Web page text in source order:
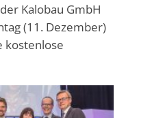
Kalobau GmbH
(11. Dezember)
kostenlose